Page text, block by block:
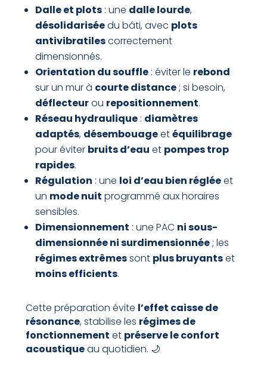
Dalle et plots: une dalle lourde,
désolidariséedu bâti, avec plots
antivibratilescorrectement
dimensionnés.
Orientation du souffle: éviter le rebond
sur un mur à courte distance; si besoin,
déflecteurou repositionnement.
Réseau hydraulique: diamètres
adaptés, désembouageetéquilibrage
pour éviter bruits d’eau et pompes trop
rapides.
Régulation : une loi d’eau bien régléeet
un mode nuit programmé aux horaires
sensibles.
Dimensionnement : une PAC ni sous-
dimensionnée ni surdimensionnée; les
régimes extrêmessont plus bruyantset
moins efficients.
Cette préparation évite l’effet caisse de
résonance, stabilise les régimes de
fonctionnement et préserve le confort
acoustiqueau quotidien. 🌙